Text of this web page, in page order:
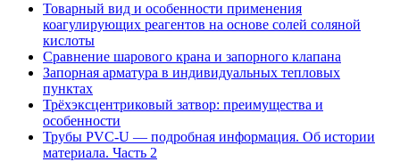
Товарный вид и особенности применения
коагулирующих реагентов на основе солей соляной
кислоты
Сравнение шарового крана и запорного клапана
Запорная арматура в индивидуальных тепловых
пунктах
Трёхэксцентриковый затвор: преимущества и
особенности
Трубы PVC-U — подробная информация. Об истории
материала. Часть 2